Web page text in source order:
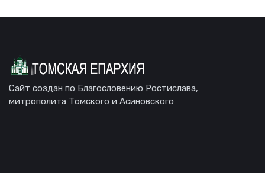
Сайт создан по Благословению Ростислава,
митрополита Томского и Асиновского